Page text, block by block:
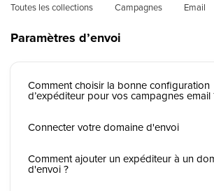
Toutes les collections Campagnes Email
Paramètres d’envoi
Comment choisir la bonne configuration
d’expéditeur pour vos campagnes email
Connecter votre domaine d'envoi
Comment ajouter un expéditeur à un
d'envoi ?